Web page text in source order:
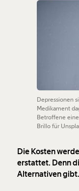
Depressionen
Medikament
Betroffene
Brillo für
Die Kosten
erstattet. Denn
Alternativen gibt.